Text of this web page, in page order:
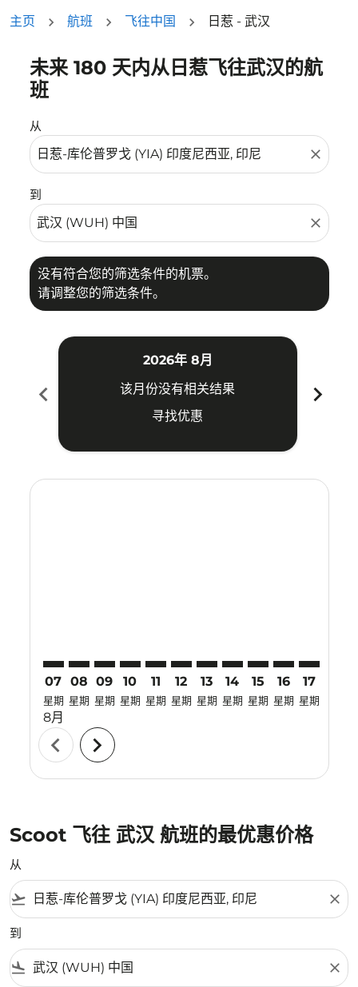
主页 航班 飞往中国 日惹 - 武汉
未来 180 天内从日惹飞往武汉的航
班
从
close
到
close
没有符合您的筛选条件的机票。
请调整您的筛选条件。
没有符合您的筛选条件的机票。请调整您的筛选条件。
chevron_left
2026年 8月
该月份没有相关结果
寻找优惠
chevron_right
07
星期
8月
08
星期
09
星期
10
星期
11
星期
12
星期
13
星期
14
星期
15
星期
16
星期
17
星期
chevron_left chevron_right
Scoot 飞往 武汉 航班的最优惠价格
从
flight_takeoff close
到
flight_land close